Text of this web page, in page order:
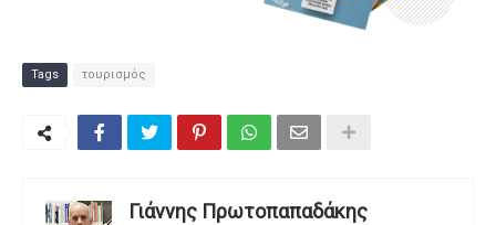
Tags τουρισμός
Γιάννης Πρωτοπαπαδάκης